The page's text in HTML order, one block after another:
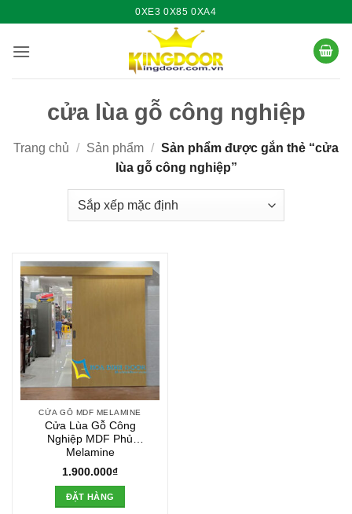
nội
0XE3 0X85 0XA4
cửa lùa gỗ công nghiệp
Trang chủ / Sản phẩm / Sản phẩm được gắn thẻ “cửa
lùa gỗ công nghiệp”
CỬA GỖ MDF MELAMINE
Cửa Lùa Gỗ Công
Nghiệp MDF Phủ
Melamine
1.900.000₫
ĐẶT HÀNG